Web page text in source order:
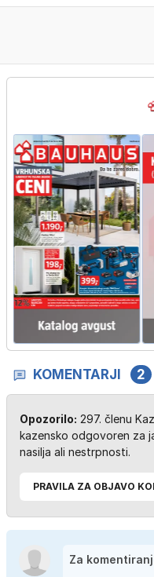
KOMENTARJI 2
Opozorilo: 297. členu
kazensko odgovoren za
nasilja ali nestrpnosti.
PRAVILA ZA OBJAVO